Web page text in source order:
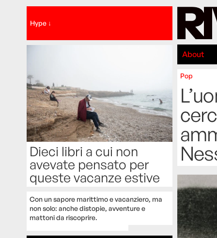
Hype ↓
Dieci libri a cui non
avevate pensato per
queste vacanze estive
Con un sapore marittimo e vacanziero, ma
non solo: anche distopie, avventure e
mattoni da riscoprire.
About
Pop